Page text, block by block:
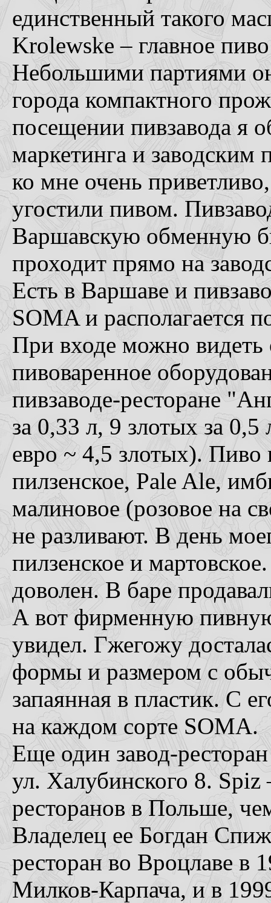
единственный такого
Krolewske – главное
Небольшими партиями
города компактного
посещении пивзавода я
маркетинга и заводским
ко мне очень
угостили пивом.
Варшавскую обменную
проходит прямо на
Есть в Варшаве и
SOMA и располагается
При входе можно видеть
пивоваренное
пивзаводе-ресторане
за 0,33 л, 9 злотых за
евро ~ 4,5 злотых). Пиво
пилзенское, Pale Ale,
малиновое (розовое на
не разливают. В день
пилзенское и
доволен. В баре
А вот фирменную
увидел. Гжегожу
формы и размером с
запаянная в пластик. С
на каждом сорте SOMA.
Еще один завод-
ул. Халубинского 8. Spiz
ресторанов в Польше,
Владелец ее Богдан
ресторан во Вроцлаве в
Милков-Карпача, и в